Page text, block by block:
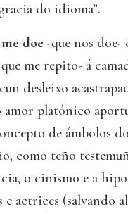
do idioma”.
doe -que nos doe-
me repito- á
desleixo
platónico
de ámbolos
como teño
o cinismo e a
actrices (salvando